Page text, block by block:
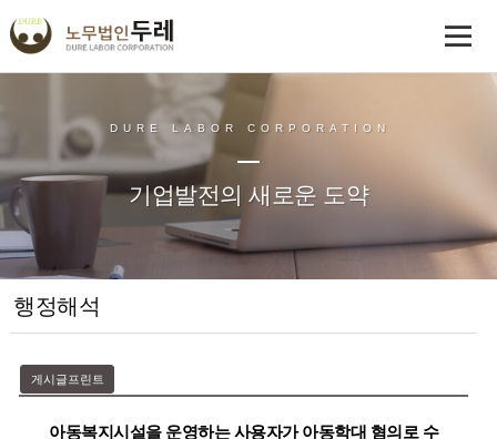
DURE LABOR CORPORATION
기업발전의 새로운 도약
행정해석
게시글프린트
아동복지시설을 운영하는 사용자가 아동학대 혐의로 수